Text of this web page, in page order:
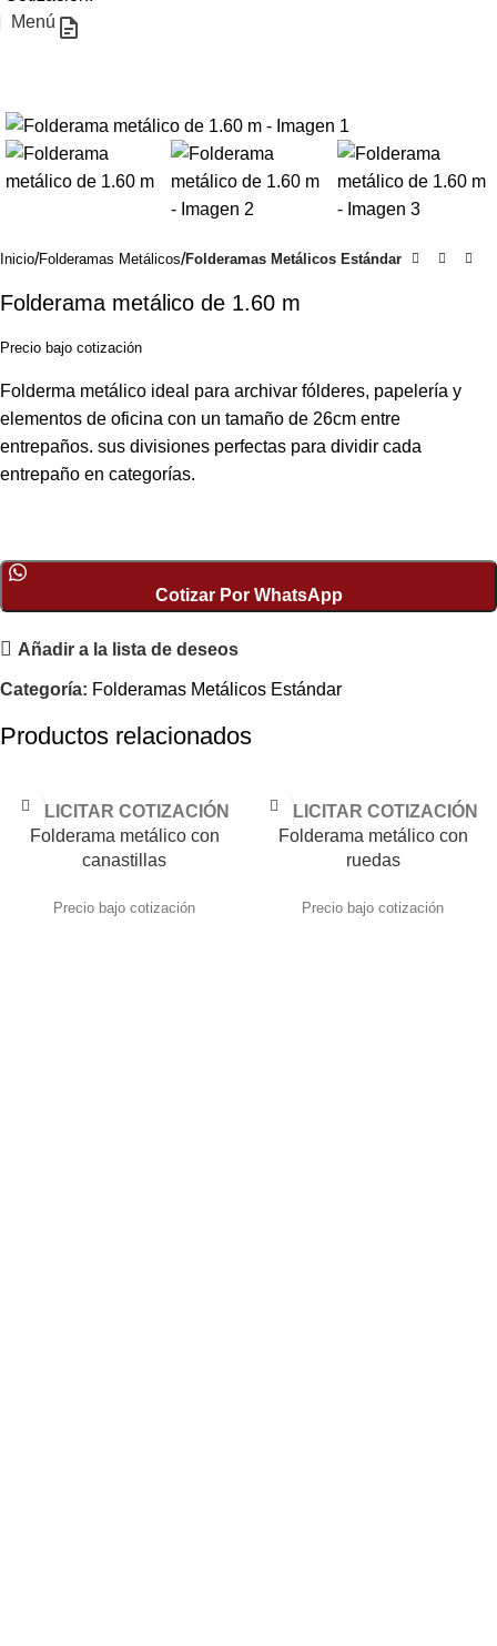
Menú
Inicio Folderamas Metálicos Folderamas Metálicos Estándar
Folderama metálico de 1.60 m
Precio bajo cotización
Folderma metálico ideal para archivar fólderes, papelería y
elementos de oficina con un tamaño de 26cm entre
entrepaños. sus divisiones perfectas para dividir cada
entrepaño en categorías.
Cotizar Por WhatsApp
Añadir a la lista de deseos
Categoría: Folderamas Metálicos Estándar
Productos relacionados
SOLICITAR COTIZACIÓN
Folderama metálico con
canastillas
Precio bajo cotización
SOLICITAR COTIZACIÓN
Folderama metálico con
ruedas
Precio bajo cotización